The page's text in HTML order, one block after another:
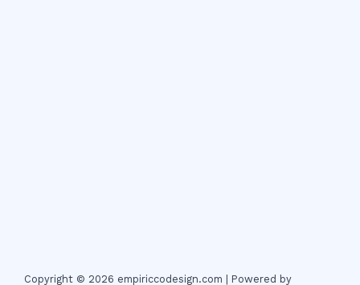
Copyright © 2026 empiriccodesign.com | Powered by